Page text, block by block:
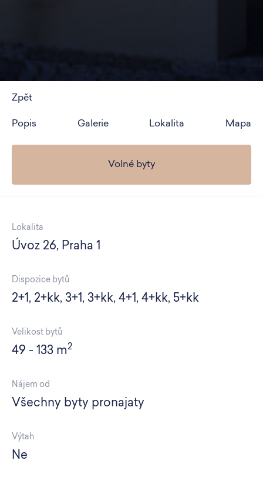
Zpět
Popis Galerie Lokalita Mapa
Volné byty
Lokalita
Úvoz 26, Praha 1
Dispozice bytů
2+1, 2+kk, 3+1, 3+kk, 4+1, 4+kk, 5+kk
Velikost bytů
49 - 133 m2
Nájem od
Všechny byty pronajaty
Výtah
Ne